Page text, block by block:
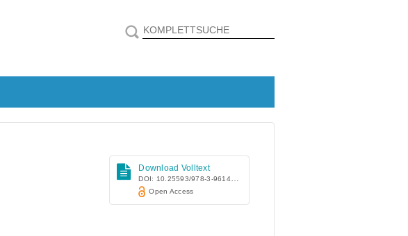
Download Volltext
DOI: 10.25593/978-3-96147-610-7
Open Access